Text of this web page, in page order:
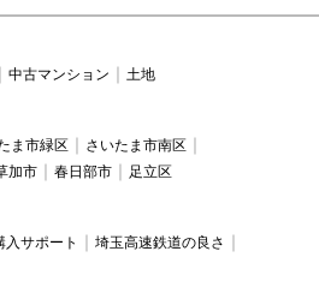
中古マンション 土地
ま市緑区
さいたま市南区
加市 春日部市 足立区
入サポート
埼玉高速鉄道の良さ